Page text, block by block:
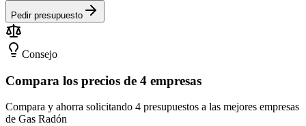
Pedir presupuesto
Consejo
Compara los precios de 4 empresas
Compara y ahorra solicitando 4 presupuestos a las mejores empresas
de Gas Radón